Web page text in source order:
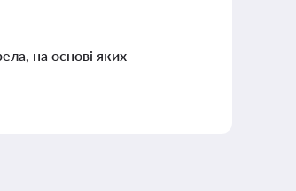
на основі яких